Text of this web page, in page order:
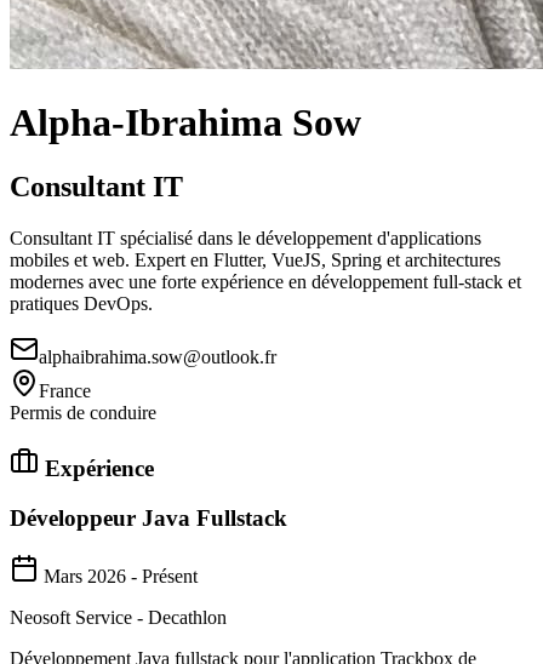
Alpha-Ibrahima Sow
Consultant IT
Consultant IT spécialisé dans le développement d'applications
mobiles et web. Expert en Flutter, VueJS, Spring et architectures
modernes avec une forte expérience en développement full-stack et
pratiques DevOps.
alphaibrahima.sow@outlook.fr
France
Permis de conduire
Expérience
Développeur Java Fullstack
Mars 2026 - Présent
Neosoft Service - Decathlon
Développement Java fullstack pour l'application Trackbox de